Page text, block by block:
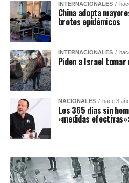
INTERNACIONALES
China adopta
brotes epidémicos
INTERNACIONALES
Piden a Israel tomar
NACIONALES hace 3
Los 365 días sin
«medidas